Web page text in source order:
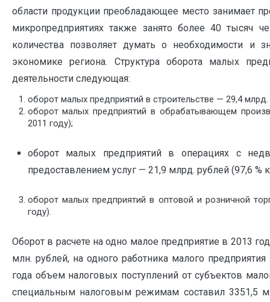
области продукции преобладающее место занимает
микропредприятиях также занято более 40 тысяч
количества позволяет думать о необходимости и
экономике региона. Структура оборота малых
деятельности следующая:
оборот малых предприятий в строительстве — 29,4 млрд.
оборот малых предприятий в обрабатывающем
2011 году);
оборот малых предприятий в операциях с
предоставлением услуг — 21,9 млрд. рублей (97,6 % к
оборот малых предприятий в оптовой и розничной
году).
Оборот в расчете на одно малое предприятие в 2013
млн. рублей, на одного работника малого
года объем налоговых поступлений от субъектов
специальным налоговым режимам составил 3351,5